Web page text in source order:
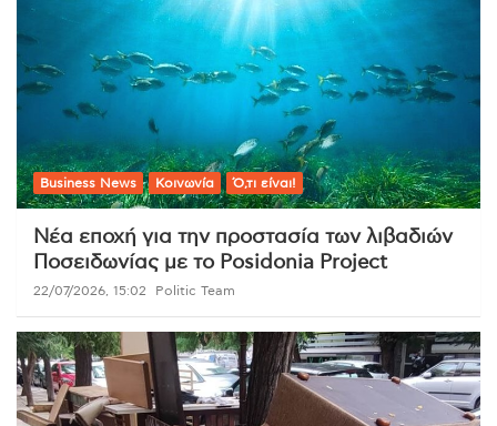
Business News Κοινωνία Ό,τι είναι!
Νέα εποχή για την προστασία των λιβαδιών
Ποσειδωνίας με το Posidonia Project
22/07/2026, 15:02 Politic Team